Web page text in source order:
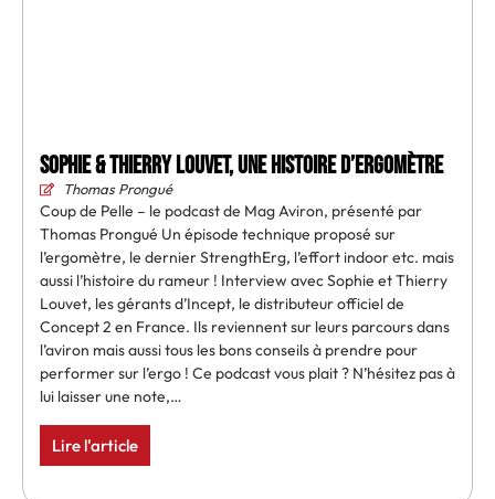
Sophie & Thierry Louvet, une histoire d’ergomètre
Thomas Prongué
Coup de Pelle – le podcast de Mag Aviron, présenté par
Thomas Prongué Un épisode technique proposé sur
l’ergomètre, le dernier StrengthErg, l’effort indoor etc. mais
aussi l’histoire du rameur ! Interview avec Sophie et Thierry
Louvet, les gérants d’Incept, le distributeur officiel de
Concept 2 en France. Ils reviennent sur leurs parcours dans
l’aviron mais aussi tous les bons conseils à prendre pour
performer sur l’ergo ! Ce podcast vous plait ? N’hésitez pas à
lui laisser une note,…
Lire l'article